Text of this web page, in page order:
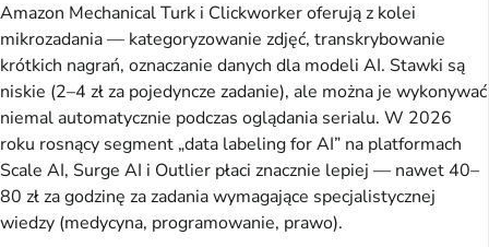
Amazon Mechanical Turk i Clickworker oferują z kolei
mikrozadania — kategoryzowanie zdjęć, transkrybowanie
krótkich nagrań, oznaczanie danych dla modeli AI. Stawki są
niskie (2–4 zł za pojedyncze zadanie), ale można je wykonywać
niemal automatycznie podczas oglądania serialu. W 2026
roku rosnący segment „data labeling for AI” na platformach
Scale AI, Surge AI i Outlier płaci znacznie lepiej — nawet 40–
80 zł za godzinę za zadania wymagające specjalistycznej
wiedzy (medycyna, programowanie, prawo).